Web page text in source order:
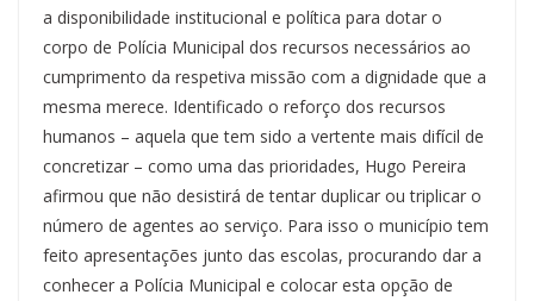
a disponibilidade institucional e política para dotar o
corpo de Polícia Municipal dos recursos necessários ao
cumprimento da respetiva missão com a dignidade que a
mesma merece. Identificado o reforço dos recursos
humanos – aquela que tem sido a vertente mais difícil de
concretizar – como uma das prioridades, Hugo Pereira
afirmou que não desistirá de tentar duplicar ou triplicar o
número de agentes ao serviço. Para isso o município tem
feito apresentações junto das escolas, procurando dar a
conhecer a Polícia Municipal e colocar esta opção de